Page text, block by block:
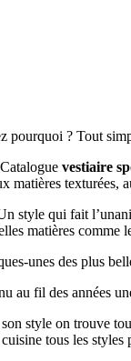
pourquoi ? Tout
vestiaire
texturées,
style qui fait
matières
unes des plus
au fil des années
style on trouve
tous les styles